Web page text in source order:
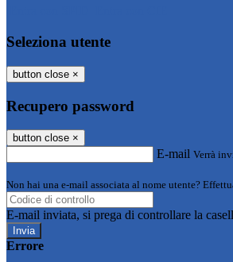
Seleziona utente
button close ×
Recupero password
button close ×
E-mail Verrà
Non hai una e-mail associata al nome utente?
E-mail inviata, si prega di controllare la
Errore